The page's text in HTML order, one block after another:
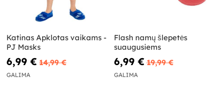
Katinas Apklotas vaikams -
PJ Masks
6,99 € 14,99 €
GALIMA
Flash namų šlepetės
suaugusiems
6,99 € 19,99 €
GALIMA